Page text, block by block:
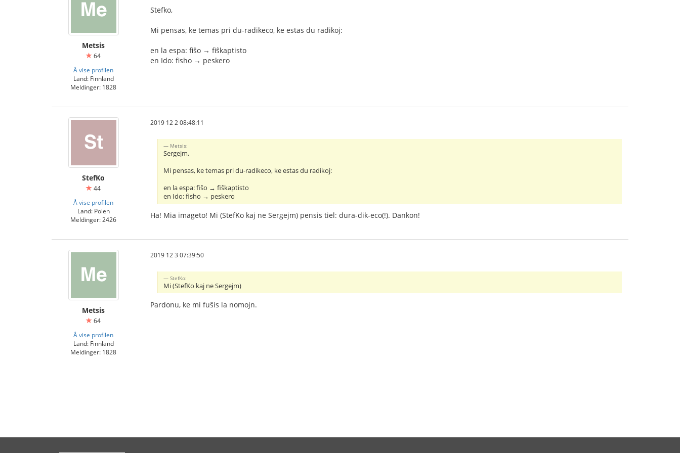
Metsis
64
Å vise profilen
Land: Finnland
Meldinger: 1828
Stefko,
Mi pensas, ke temas pri du-radikeco, ke estas du radikoj:
en la espa: fiŝo → fiŝkaptisto
en Ido: fisho → peskero
StefKo
44
Å vise profilen
Land: Polen
Meldinger: 2426
2019 12 2 08:48:11
Metsis:
Sergejm,
Mi pensas, ke temas pri du-radikeco, ke estas du radikoj:
en la espa: fiŝo → fiŝkaptisto
en Ido: fisho → peskero
Ha! Mia imageto! Mi (StefKo kaj ne Sergejm) pensis tiel: dura-dik-eco(!). Dankon!
Metsis
64
Å vise profilen
Land: Finnland
Meldinger: 1828
2019 12 3 07:39:50
StefKo:
Mi (StefKo kaj ne Sergejm)
Pardonu, ke mi fuŝis la nomojn.